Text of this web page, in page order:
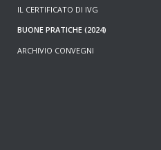
IL CERTIFICATO DI IVG
BUONE PRATICHE (2024)
ARCHIVIO CONVEGNI